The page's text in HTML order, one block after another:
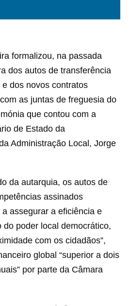
formalizou, na passada
dos autos de transferência
dos novos contratos
as juntas de freguesia do
que contou com a
de Estado da
Administração Local, Jorge
da autarquia, os autos de
assinados
a assegurar a eficiência e
poder local democrático,
com os cidadãos”,
global “superior a dois
por parte da Câmara